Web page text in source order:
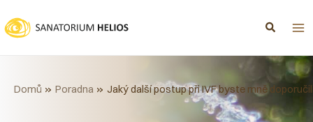
na
obsah
Domů Poradna Jaký další postup při IVF byste mně